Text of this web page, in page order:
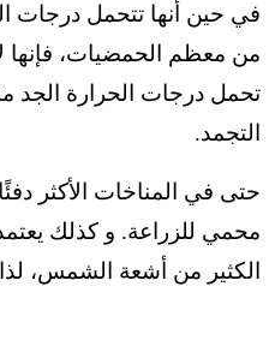
في حين أنها تتحمل درجات
من معظم الحمضيات، فإنها
تحمل درجات الحرارة الجد
التجمد.
حتى في المناخات الأكثر
محمي للزراعة. و كذلك
الكثير من أشعة الشمس،